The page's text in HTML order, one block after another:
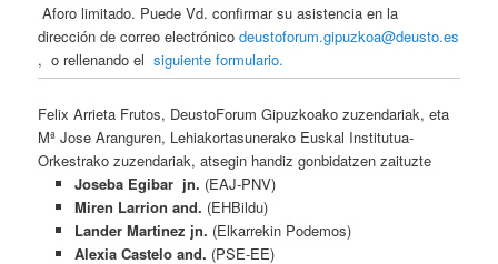
Aforo limitado. Puede Vd. confirmar su asistencia en la
dirección de correo electrónicodeustoforum.gipuzkoa@deusto.es
, o rellenando elsiguiente formulario.
Felix Arrieta Frutos, DeustoForum Gipuzkoako zuzendariak, eta
Mª Jose Aranguren, Lehiakortasunerako Euskal Institutua-
Orkestrako zuzendariak, atsegin handiz gonbidatzen zaituzte
Joseba Egibar jn. (EAJ-PNV)
Miren Larrion and. (EHBildu)
Lander Martinez jn. (Elkarrekin Podemos)
Alexia Castelo and. (PSE-EE)